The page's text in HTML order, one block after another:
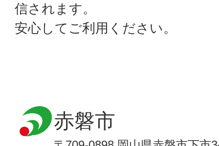
信されます。
安心してご利用ください。
赤磐市